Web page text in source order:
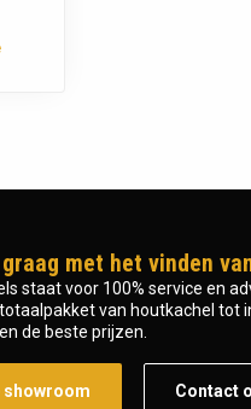
met het vinden
staat voor 100% service en
van houtkachel tot
de beste prijzen.
showroom Contact